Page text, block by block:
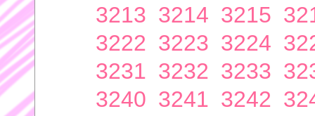
3213 3214 3215
3222 3223 3224
3231 3232 3233
3240 3241 3242